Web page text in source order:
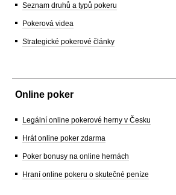
Seznam druhů a typů pokeru
Pokerová videa
Strategické pokerové články
Online poker
Legální online pokerové herny v Česku
Hrát online poker zdarma
Poker bonusy na online hernách
Hraní online pokeru o skutečné peníze